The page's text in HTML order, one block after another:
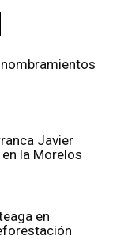
Javier
la Morelos
en